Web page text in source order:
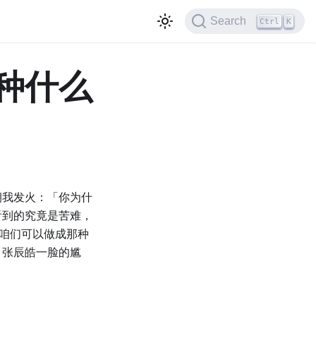
Search Ctrl K
什么
发火：「你为什
的究竟是苦难，
们可以做成那种
辰皓⼀脸的尴